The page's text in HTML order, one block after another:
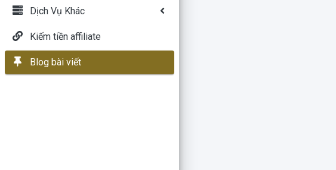
Dịch Vụ Khác
Kiếm tiền affiliate
Blog bài viết